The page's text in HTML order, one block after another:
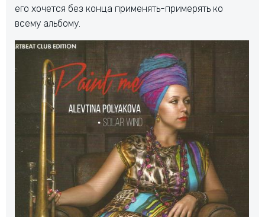
его хочется без конца применять-примерять ко
всему альбому.